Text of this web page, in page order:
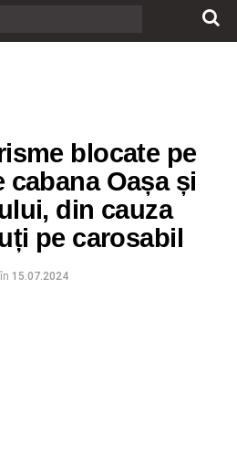
blocate pe
cabana Oașa și
din cauza
pe carosabil
în 15.07.2024